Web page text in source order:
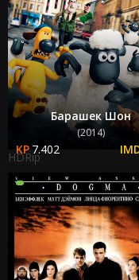
Барашек Шон
(2014)
7.402
HDRip